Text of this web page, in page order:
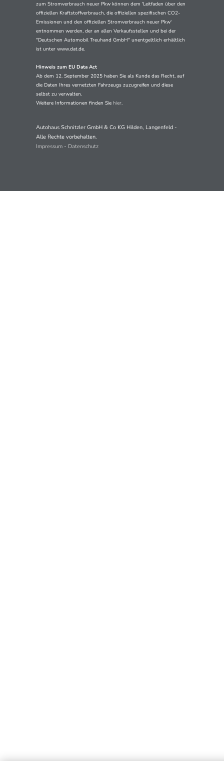
zum Stromverbrauch neuer Pkw können dem 'Leitfaden über den
offiziellen Kraftstoffverbrauch, die offiziellen spezifischen CO2-
Emissionen und den offiziellen Stromverbrauch neuer Pkw'
entnommen werden, der an allen Verkaufsstellen und bei der
"Deutschen Automobil Treuhand GmbH" unentgeltlich erhältlich
ist unter www.dat.de.
Hinweis zum EU Data Act
Ab dem 12. September 2025 haben Sie als Kunde das Recht, auf
die Daten Ihres vernetzten Fahrzeugs zuzugreifen und diese
selbst zu verwalten.
Weitere Informationen finden Sie hier.
Autohaus Schnitzler GmbH & Co KG Hilden, Langenfeld -
Alle Rechte vorbehalten.
Impressum- Datenschutz